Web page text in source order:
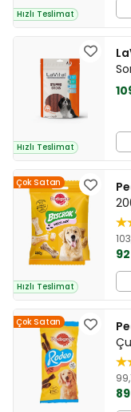
Hızlı Teslimat
Hızlı Teslimat
Çok Satan
Hızlı Teslimat
Çok Satan